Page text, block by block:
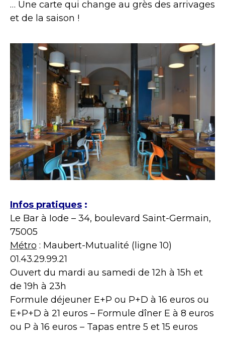
… Une carte qui change au grès des arrivages
et de la saison !
Infos pratiques :
Le Bar à Iode – 34, boulevard Saint-Germain,
75005
Métro : Maubert-Mutualité (ligne 10)
01.43.29.99.21
Ouvert du mardi au samedi de 12h à 15h et
de 19h à 23h
Formule déjeuner E+P ou P+D à 16 euros ou
E+P+D à 21 euros – Formule dîner E à 8 euros
ou P à 16 euros – Tapas entre 5 et 15 euros